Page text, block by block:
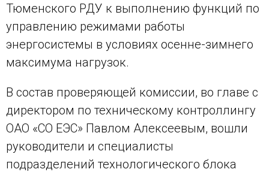
Тюменского РДУ к выполнению функций по
управлению режимами работы
энергосистемы в условиях осенне-зимнего
максимума нагрузок.
В состав проверяющей комиссии, во главе с
директором по техническому контроллингу
ОАО «СО ЕЭС» Павлом Алексеевым, вошли
руководители и специалисты
подразделений технологического блока